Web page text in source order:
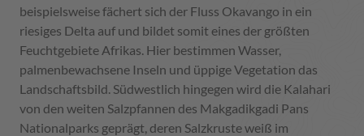
beispielsweise fächert sich der Fluss Okavango in ein
riesiges Delta auf und bildet somit eines der größten
Feuchtgebiete Afrikas. Hier bestimmen Wasser,
palmenbewachsene Inseln und üppige Vegetation das
Landschaftsbild. Südwestlich hingegen wird die Kalahari
von den weiten Salzpfannen des Makgadikgadi Pans
Nationalparks geprägt, deren Salzkruste weiß im